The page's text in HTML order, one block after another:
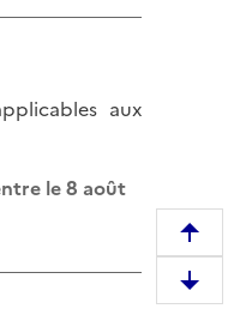
aux
le 8 août
e
m
D